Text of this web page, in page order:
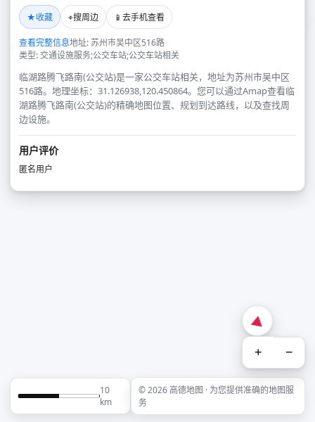
★收藏 ⌖搜周边 📱 去手机查看
查看完整信息地址: 苏州市吴中区516路
类型: 交通设施服务;公交车站;公交车站相关
临湖路腾飞路南(公交站)是一家公交车站相关，地址为苏州市吴中区
516路。地理坐标：31.126938,120.450864。您可以通过Amap查看临
湖路腾飞路南(公交站)的精确地图位置、规划到达路线，以及查找周
边设施。
用户评价
匿名用户
+ −
10
km
© 2026 高德地图 · 为您提供准确的地图服
务